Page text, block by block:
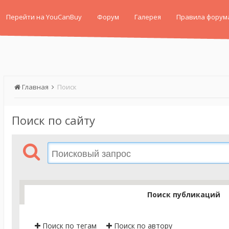
Перейти на YouCanBuy Форум Галерея Правила
Главная Поиск
Поиск по сайту
Поиск публикаций
Поиск по тегам Поиск по автору